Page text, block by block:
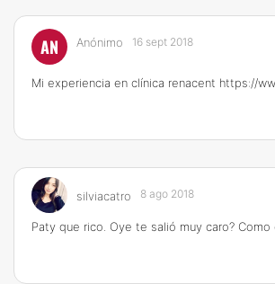
AN Anónimo 16 sept 2018
Mi experiencia en clínica renacent https://
silviacatro 8 ago 2018
Paty que rico. Oye te salió muy caro?